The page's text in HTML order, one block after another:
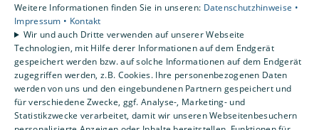
Privatkunden
Gewerbekunden
Karriere
Unternehmen
Kontakt
Um externe HTML-Inhalte anzuzeigen, benötigen wir
Weitere Informationen finden Sie in unseren: Datenschutzhinweise •
Impressum • Kontakt
Wir und auch Dritte verwenden auf unserer Webseite
Technologien, mit Hilfe derer Informationen auf dem Endgerät
gespeichert werden bzw. auf solche Informationen auf dem Endgerät
zugegriffen werden, z.B. Cookies. Ihre personenbezogenen Daten
werden von uns und den eingebundenen Partnern gespeichert und
für verschiedene Zwecke, ggf. Analyse-, Marketing- und
Statistikzwecke verarbeitet, damit wir unseren Webseitenbesuchern